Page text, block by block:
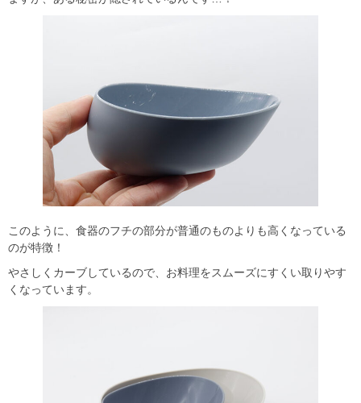
このように、食器のフチの部分が普通のものよりも高くなっている
のが特徴！
やさしくカーブしているので、お料理をスムーズにすくい取りやす
くなっています。